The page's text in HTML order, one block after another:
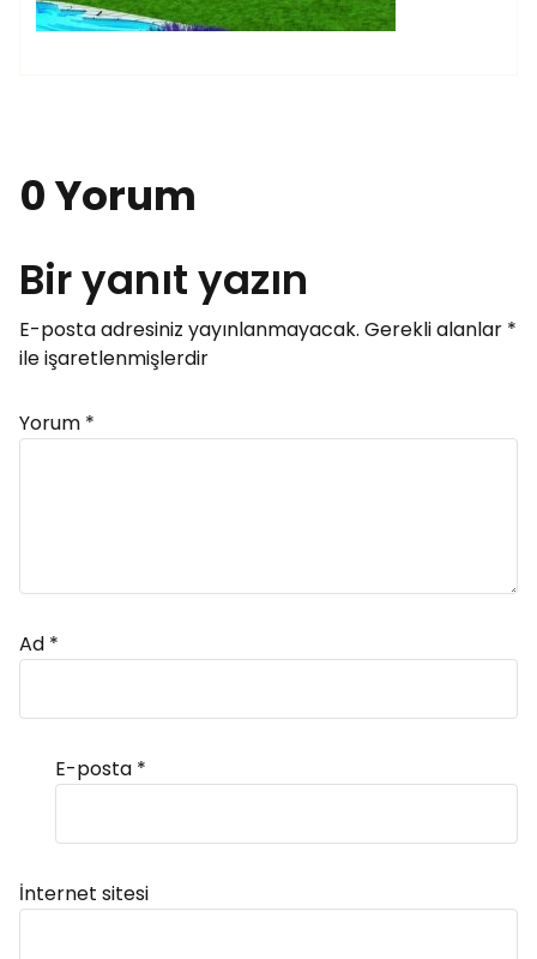
0 Yorum
Bir yanıt yazın
E-posta adresiniz yayınlanmayacak. Gerekli alanlar *
ile işaretlenmişlerdir
Yorum *
Ad *
E-posta *
İnternet sitesi
Alternative: